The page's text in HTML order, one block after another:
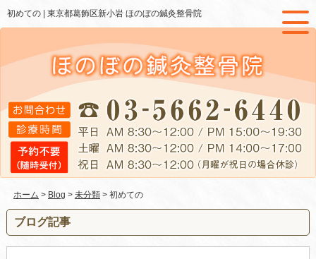
初めての | 東京都葛飾区新小岩 ほのぼの鍼灸整骨院
ホーム > Blog > 未分類> 初めての
ブログ記事